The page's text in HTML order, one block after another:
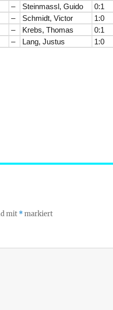
– Steinmassl, Guido
0:1
– Schmidt, Victor
1:0
– Krebs, Thomas
0:1
– Lang, Justus 1:0
mit *markiert